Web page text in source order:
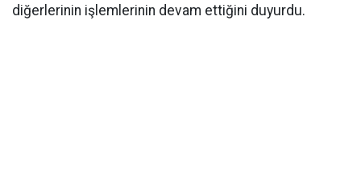
diğerlerinin işlemlerinin devam ettiğini duyurdu.